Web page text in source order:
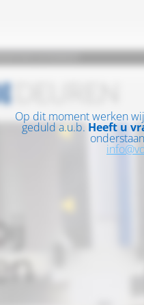
Op dit moment werken
geduld a.u.b. Heeft u